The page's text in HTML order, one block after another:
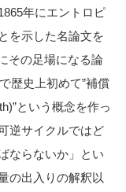
年にエントロピ
を示した名論文を
その足場になる論
歴史上初めて”補償
という概念を作っ
逆サイクルではど
ならないか」とい
の出入りの解釈以